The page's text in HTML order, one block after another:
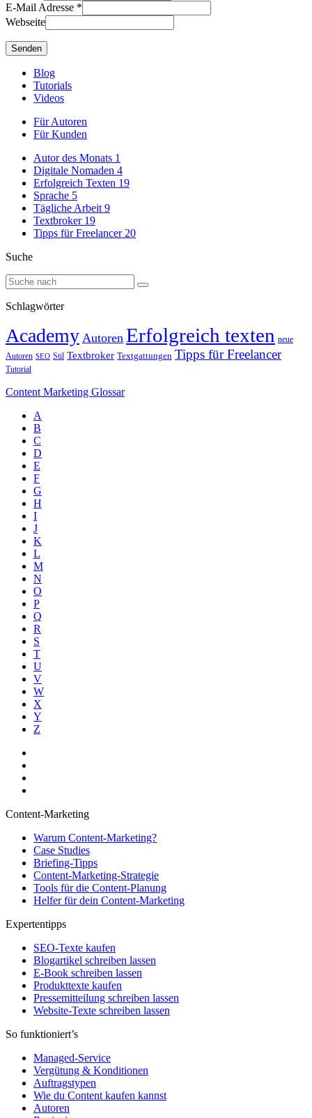
E-Mail Adresse *
Webseite
Blog
Tutorials
Videos
Für Autoren
Für Kunden
Autor des Monats 1
Digitale Nomaden 4
Erfolgreich Texten 19
Sprache 5
Tägliche Arbeit 9
Textbroker 19
Tipps für Freelancer 20
Suche
Schlagwörter
Academy Autoren Erfolgreich texten neue
Autoren SEO Stil Textbroker Textgattungen Tipps für Freelancer
Tutorial
Content Marketing Glossar
A
B
C
D
E
F
G
H
I
J
K
L
M
N
O
P
Q
R
S
T
U
V
W
X
Y
Z
Content-Marketing
Warum Content-Marketing?
Case Studies
Briefing-Tipps
Content-Marketing-Strategie
Tools für die Content-Planung
Helfer für dein Content-Marketing
Expertentipps
SEO-Texte kaufen
Blogartikel schreiben lassen
E-Book schreiben lassen
Produkttexte kaufen
Pressemitteilung schreiben lassen
Website-Texte schreiben lassen
So funktioniert’s
Managed-Service
Vergütung & Konditionen
Auftragstypen
Wie du Content kaufen kannst
Autoren